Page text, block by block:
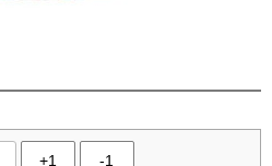
+1 -1